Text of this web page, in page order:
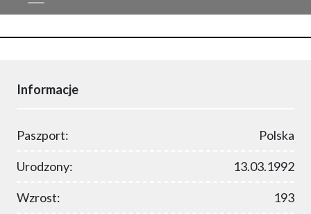
Informacje
Paszport: Polska
Urodzony: 13.03.1992
Wzrost: 193